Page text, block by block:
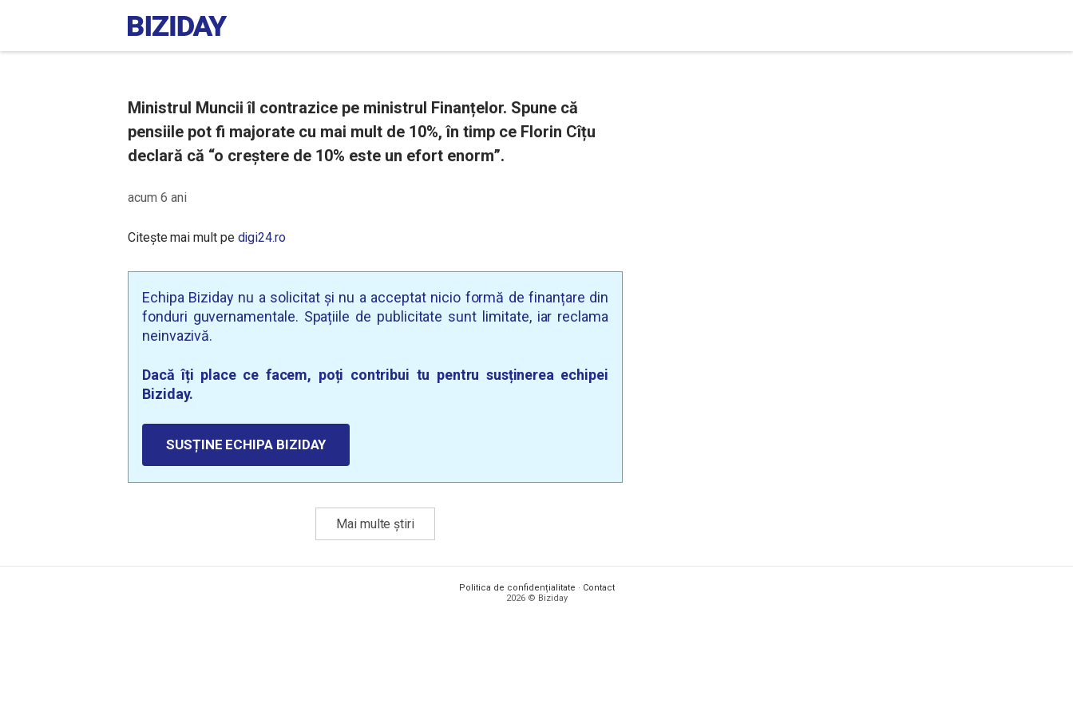
Ministrul Muncii îl contrazice pe ministrul Finanțelor. Spune că
pensiile pot fi majorate cu mai mult de 10%, în timp ce Florin Cîțu
declară că “o creștere de 10% este un efort enorm”.
acum 6 ani
Citește mai mult pe digi24.ro
Echipa Biziday nu a solicitat și nu a acceptat nicio formă de finanțare din
fonduri guvernamentale. Spațiile de publicitate sunt limitate, iar reclama
neinvazivă.
Dacă îți place ce facem, poți contribui tu pentru susținerea echipei
Biziday.
SUSȚINE ECHIPA BIZIDAY
Mai multe știri
Politica de confidențialitate · Contact
2026 © Biziday